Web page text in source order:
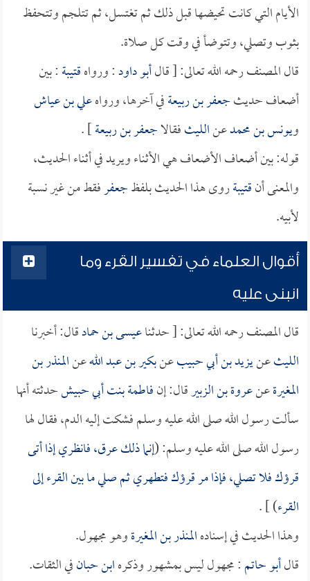
الأيام التي كانت تحيضها قبل ذلك ثم تغتسل، ثم تتلجم وتتحفظ
بثوب وتصلي، وتتوضأ في وقت كل صلاة.
قال المصنف رحمه الله تعالى: [ قالأبو داود: ورواهقتيبة: بين
أضعاف حديثجعفر بن ربيعةفي آخرها، ورواهعلي بن عياش
ويونس بن محمدعنالليثفقالاجعفر بن ربيعة] .
قوله: بين أضعاف الأضعاف هي الأثناء ويريد في أثناء الحديث،
والمعنى أنقتيبةروى هذا الحديث بلفظجعفرفقط من غير نسبة
لأبيه.
أقوال العلماء في تفسير القرء وما
انبنى عليه
قال المصنف رحمه الله تعالى: [ حدثناعيسى بن حمادقال: أخبرنا
الليثعنيزيد بن أبي حبيبعنبكير بن عبد اللهعنالمنذر بن
المغيرةعنعروة بن الزبيرقال: إنفاطمة بنت أبي حبيشحدثته أنها
سألت رسول الله صلى الله عليه وسلم فشكت إليه الدم، فقال لها
رسول الله صلى الله عليه وسلم: (إنما ذلك عرق، فانظري إذا أتى
قرؤك فلا تصلي، فإذا مر قرؤك فتطهري ثم صلي ما بين القرء إلى
القرء) ] .
وهذا الحديث في إسنادهالمنذر بن المغيرةوهو مجهول.
قالأبو حاتم: مجهول ليس بمشهور وذكرهابن حبانفي الثقات.